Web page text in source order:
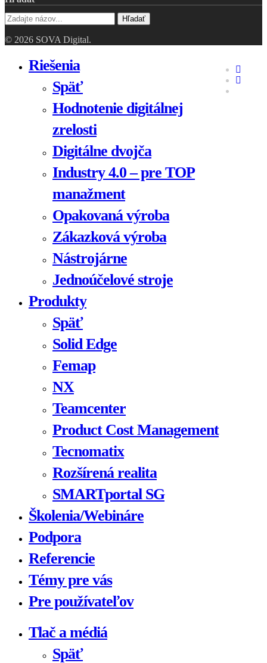
Hľadať
© 2026 SOVA Digital.
linkedin
Menu
Riešenia
Späť
Hodnotenie digitálnej
zrelosti
Digitálne dvojča
Industry 4.0 – pre TOP
manažment
Opakovaná výroba
Zákazková výroba
Nástrojárne
Jednoúčelové stroje
Produkty
Späť
Solid Edge
Femap
NX
Teamcenter
Product Cost Management
Tecnomatix
Rozšírená realita
SMARTportal SG
Školenia/Webináre
Podpora
Referencie
Témy pre vás
Pre používateľov
Tlač a médiá
Späť